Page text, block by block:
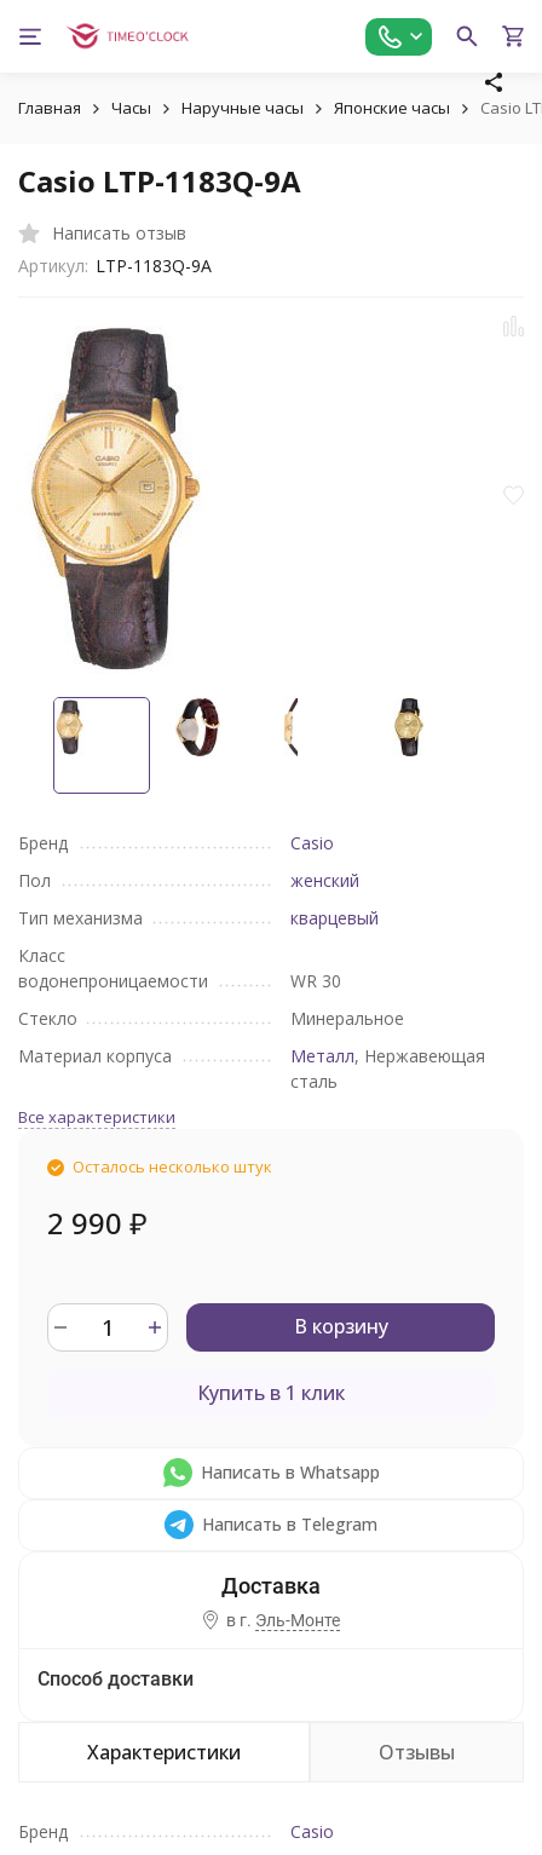
Главная Часы Наручные часы Японские часы Casio
Casio LTP-1183Q-9A
Написать отзыв
Артикул: LTP-1183Q-9A
Бренд
Casio
Пол
женский
Тип механизма
кварцевый
Класс
водонепроницаемости
WR 30
Стекло
Минеральное
Материал корпуса
Металл, Нержавеющая
сталь
Все характеристики
Осталось несколько штук
2 990 ₽
В корзину
Купить в 1 клик
Написать в Whatsapp
Написать в Telegram
в г. Эль-Монте
Способ доставки
Характеристики Отзывы
Бренд
Casio